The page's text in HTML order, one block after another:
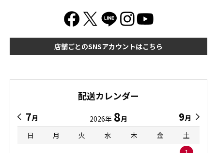
店舗ごとのSNSアカウントはこちら
配送カレンダー
7月 2026年 8月 9月
日
月 火 水 木 金
土